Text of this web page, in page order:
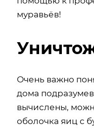
муравьёв!
Очень важно
дома
вычислены,
оболочка яиц с